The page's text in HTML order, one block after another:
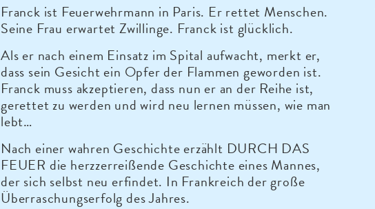
Franck ist Feuerwehrmann in Paris. Er rettet Menschen.
Seine Frau erwartet Zwillinge. Franck ist glücklich.
Als er nach einem Einsatz im Spital aufwacht, merkt er,
dass sein Gesicht ein Opfer der Flammen geworden ist.
Franck muss akzeptieren, dass nun er an der Reihe ist,
gerettet zu werden und wird neu lernen müssen, wie man
lebt…
Nach einer wahren Geschichte erzählt DURCH DAS
FEUER die herzzerreißende Geschichte eines Mannes,
der sich selbst neu erfindet. In Frankreich der große
Überraschungserfolg des Jahres.